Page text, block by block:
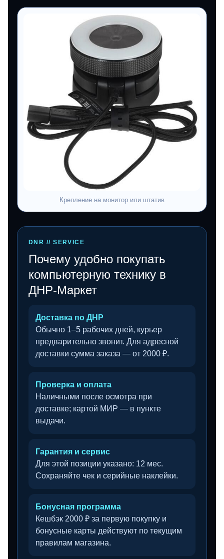
Крепление на монитор или штатив
DNR // SERVICE
Почему удобно покупать
компьютерную технику в
ДНР-Маркет
Доставка по ДНР
Обычно 1–5 рабочих дней, курьер
предварительно звонит. Для адресной
доставки сумма заказа — от 2000 ₽.
Проверка и оплата
Наличными после осмотра при
доставке; картой МИР — в пункте
выдачи.
Гарантия и сервис
Для этой позиции указано: 12 мес.
Сохраняйте чек и серийные наклейки.
Бонусная программа
Кешбэк 2000 ₽ за первую покупку и
бонусные карты действуют по текущим
правилам магазина.